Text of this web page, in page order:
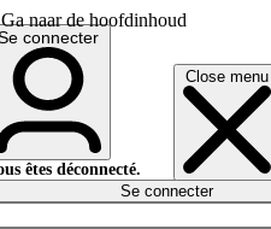
Ga naar de hoofdinhoud
Close menu
English
connecter
êtes déconnecté.
Se connecter